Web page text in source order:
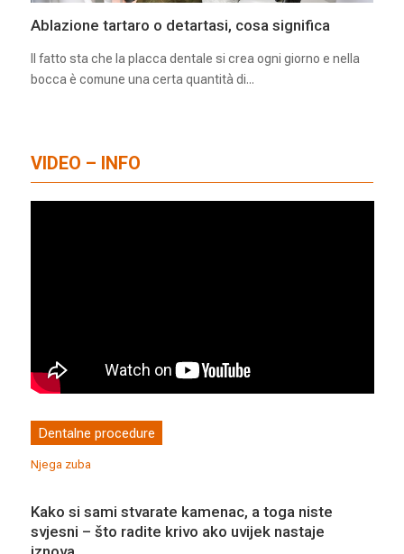
Ablazione tartaro o detartasi, cosa significa
Il fatto sta che la placca dentale si crea ogni giorno e nella
bocca è comune una certa quantità di...
VIDEO – INFO
Dentalne procedure
Njega zuba
Kako si sami stvarate kamenac, a toga niste
svjesni – što radite krivo ako uvijek nastaje